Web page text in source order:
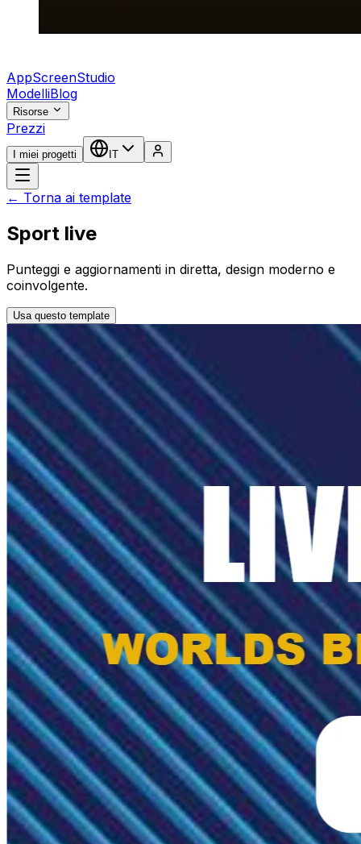
AppScreenStudio
ModelliBlog
Risorse
Prezzi
I miei progetti IT
← Torna ai template
Sport live
Punteggi e aggiornamenti in diretta, design moderno e
coinvolgente.
Usa questo template